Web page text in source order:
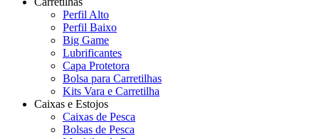
Perfil Alto
Perfil Baixo
Big Game
Lubrificantes
Capa Protetora
Bolsa para Carretilhas
Kits Vara e Carretilha
Caixas e Estojos
Caixas de Pesca
Bolsas de Pesca